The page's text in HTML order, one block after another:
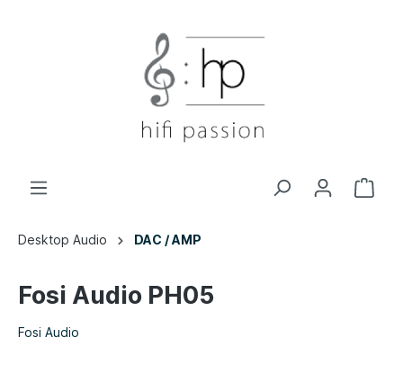
Desktop Audio DAC / AMP
Fosi Audio PH05
Fosi Audio